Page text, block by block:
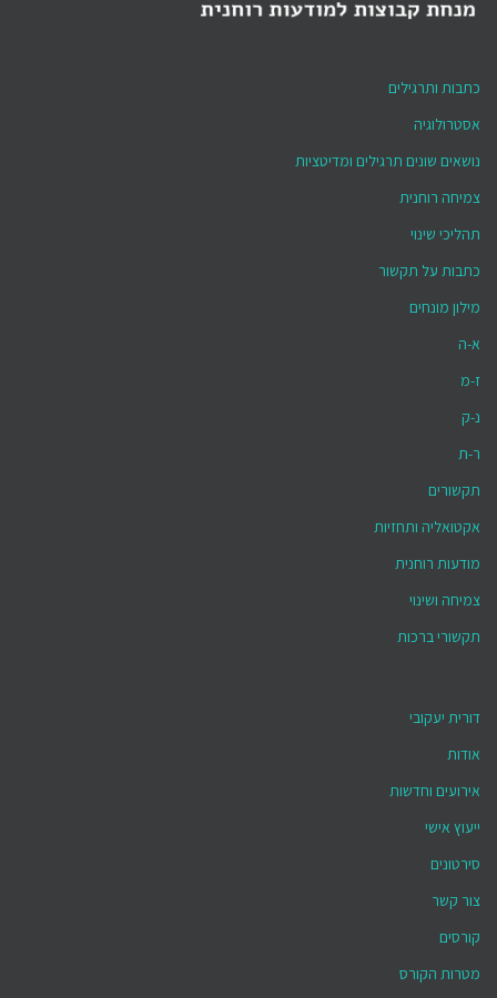
כתבות ותרגילים
אסטרולוגיה
נושאים שונים תרגילים ומדיטציות
צמיחה רוחנית
תהליכי שינוי
כתבות על תקשור
מילון מונחים
א-ה
ז-מ
נ-ק
ר-ת
תקשורים
אקטואליה ותחזיות
מודעות רוחנית
צמיחה ושינוי
תקשורי ברכות
דורית יעקובי
אודות
אירועים וחדשות
ייעוץ אישי
סירטונים
צור קשר
קורסים
מטרות הקורס